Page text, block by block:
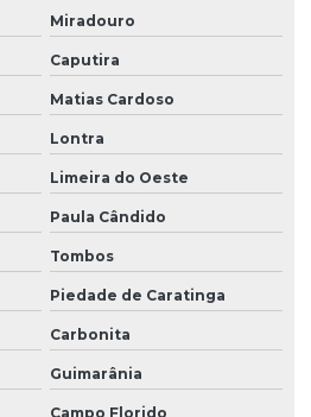
Miradouro
Caputira
Matias Cardoso
Lontra
Limeira do Oeste
Paula Cândido
Tombos
Piedade de Caratinga
Carbonita
Guimarânia
Campo Florido